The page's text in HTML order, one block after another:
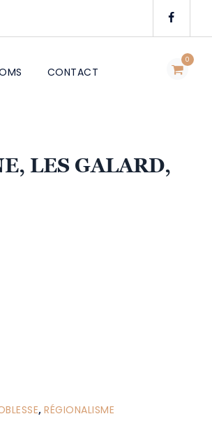
0
CONTACT
LES GALARD,
,RÉGIONALISME